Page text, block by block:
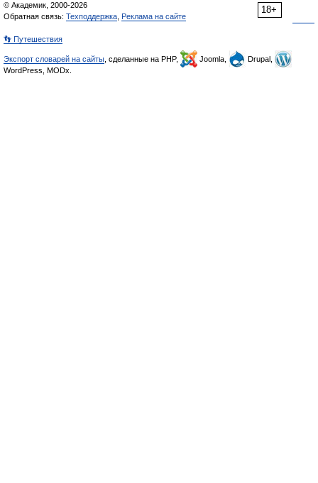
18+
© Академик, 2000-2026
Обратная связь: Техподдержка Реклама на сайте
👣 Путешествия
Экспорт словарей на сайты , сделанные на PHP, Joomla,
Drupal,
WordPress, MODx.